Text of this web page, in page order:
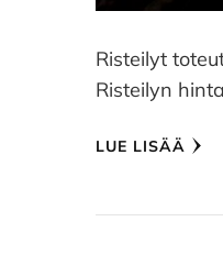
Risteilyt
Risteilyn
LUE LISÄÄ